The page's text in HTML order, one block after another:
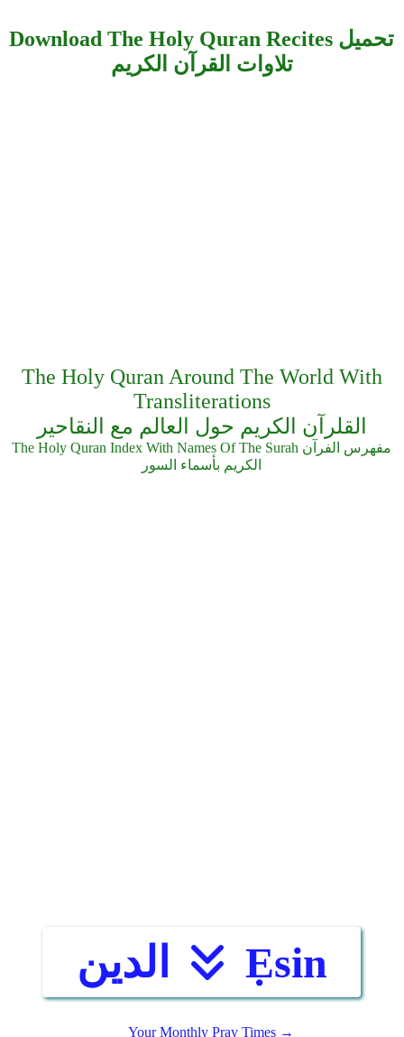
Download The Holy Quran Recites تحميل
تلاوات القرآن الكريم
The Holy Quran Around The World With
Transliterations
القلرآن الكريم حول العالم مع النقاحير
The Holy Quran Index With Names Of The Surah مفهرس الفرآن
الكريم بأسماء السور
Ẹsin